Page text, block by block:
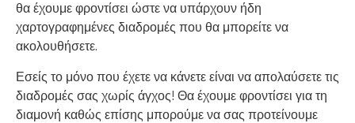
θα έχουμε φροντίσει ώστε να υπάρχουν ήδη
χαρτογραφημένες διαδρομές που θα μπορείτε να
ακολουθήσετε.
Εσείς το μόνο που έχετε να κάνετε είναι να απολαύσετε τις
διαδρομές σας χωρίς άγχος! Θα έχουμε φροντίσει για τη
διαμονή καθώς επίσης μπορούμε να σας προτείνουμε